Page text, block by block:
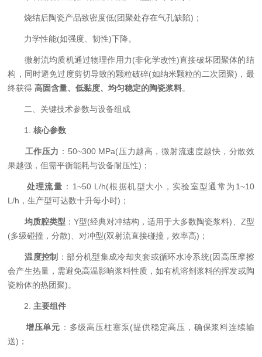
烧结后陶瓷产品致密度低(团聚处存在气孔缺陷)；
力学性能(如强度、韧性)下降。
微射流均质机通过物理作用力(非化学改性)直接破坏团聚体的结
构，同时避免过度剪切导致的颗粒破碎(如纳米颗粒的二次团聚)，最
终获得 ​​高固含量、低黏度、均匀稳定的陶瓷浆料​​。
二、关键技术参数与设备组成
1. ​​核心参数​
​工作压力​ ​：50~300 MPa(压力越高，微射流速度越快，分散效
果越强，但需平衡能耗与设备耐压性)；
​处理流量​ ​：1~50 L/h(根据机型大小，实验室型通常为1~10
L/h，生产型可达数十升每小时)；
​均质腔类型​ ​：Y型(经典对冲结构，适用于大多数陶瓷浆料)、Z型
(多级碰撞，分散)、对冲型(双射流直接碰撞，效率高)；
​​温度控制​
​：部分机型集成冷却夹套或循环水冷系统(因高压摩擦
会产生热量，需避免高温影响浆料性质，如有机溶剂浆料的挥发或陶
瓷粉体的热团聚)。
2. ​ ​主要组件​
​增压单元​ ​：多级高压柱塞泵(提供稳定高压，确保浆料连续输
送)；